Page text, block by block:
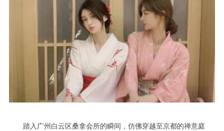
踏入广州白云区桑拿会所的瞬间，仿佛穿越至京都的禅意庭